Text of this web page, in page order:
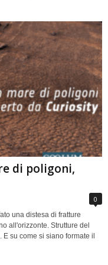
di poligoni,
0
una distesa di fratture
all'orizzonte. Strutture del
su come si siano formate il